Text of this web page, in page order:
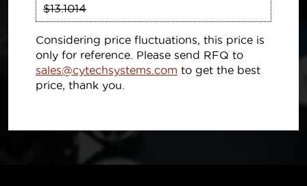
$13.1014
Considering price fluctuations, this price is
only for reference. Please send RFQ to
sales@cytechsystems.com to get the best
price, thank you.